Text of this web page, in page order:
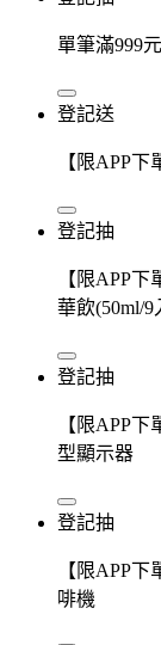
單筆滿999
登記送
【限APP
登記抽
【限APP
華飲(50ml/9
登記抽
【限APP
型顯示器
登記抽
【限APP
啡機